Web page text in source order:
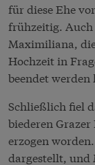
für diese Ehe
frühzeitig. Auch
Maximiliana,
Hochzeit in
beendet werden
Schließlich fiel
biederen
erzogen
dargestellt, und